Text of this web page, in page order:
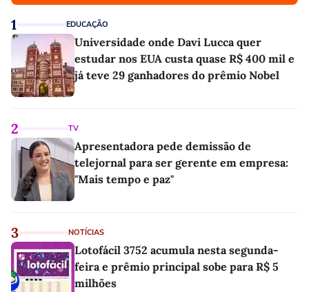
1 EDUCAÇÃO
Universidade onde Davi Lucca quer
estudar nos EUA custa quase R$ 400 mil e
já teve 29 ganhadores do prêmio Nobel
2 TV
Apresentadora pede demissão de
telejornal para ser gerente em empresa:
"Mais tempo e paz"
3 NOTÍCIAS
Lotofácil 3752 acumula nesta segunda-
feira e prêmio principal sobe para R$ 5
milhões